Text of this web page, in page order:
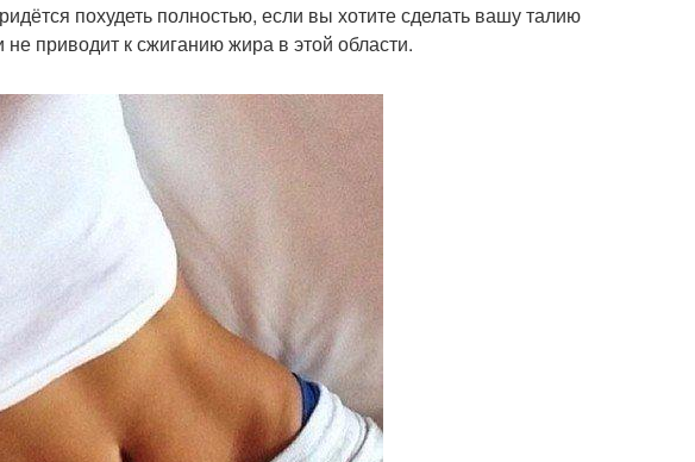
похудеть полностью, если вы хотите сделать вашу талию
приводит к сжиганию жира в этой области.